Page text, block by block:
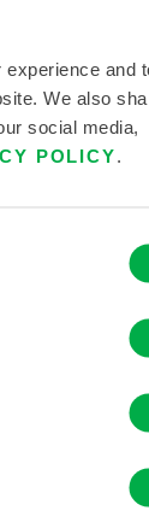
and
We also
social media,
POLICY
INDIEN,
in Ihrer